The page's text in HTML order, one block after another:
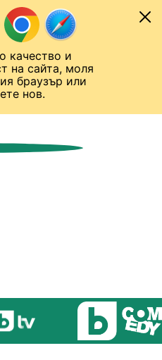
качество и
на сайта, моля
браузър или
нов.